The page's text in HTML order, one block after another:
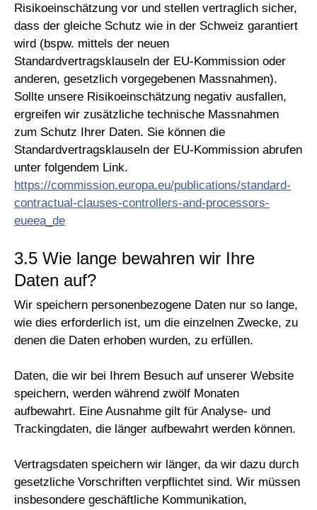
Risikoeinschätzung vor und stellen vertraglich sicher,
dass der gleiche Schutz wie in der Schweiz garantiert
wird (bspw. mittels der neuen
Standardvertragsklauseln der EU-Kommission oder
anderen, gesetzlich vorgegebenen Massnahmen).
Sollte unsere Risikoeinschätzung negativ ausfallen,
ergreifen wir zusätzliche technische Massnahmen
zum Schutz Ihrer Daten. Sie können die
Standardvertragsklauseln der EU-Kommission abrufen
unter folgendem Link.
https://commission.europa.eu/publications/standard-
contractual-clauses-controllers-and-processors-
eueea_de
3.5 Wie lange bewahren wir Ihre
Daten auf?
Wir speichern personenbezogene Daten nur so lange,
wie dies erforderlich ist, um die einzelnen Zwecke, zu
denen die Daten erhoben wurden, zu erfüllen.
Daten, die wir bei Ihrem Besuch auf unserer Website
speichern, werden während zwölf Monaten
aufbewahrt. Eine Ausnahme gilt für Analyse- und
Trackingdaten, die länger aufbewahrt werden können.
Vertragsdaten speichern wir länger, da wir dazu durch
gesetzliche Vorschriften verpflichtet sind. Wir müssen
insbesondere geschäftliche Kommunikation,